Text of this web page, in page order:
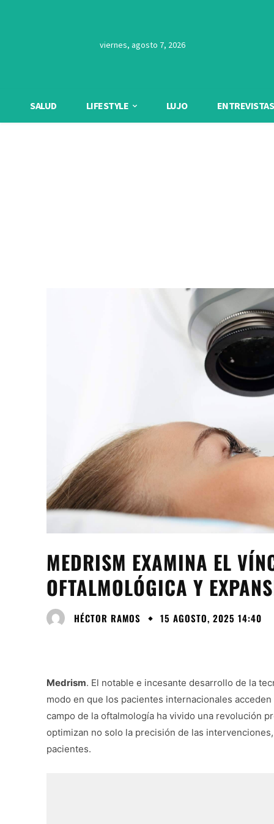
viernes, agosto 7, 2026
SALUD LIFESTYLE LUJO ENTREVISTAS
MEDRISM EXAMINA EL
OFTALMOLÓGICA Y
HÉCTOR RAMOS 15 AGOSTO, 2025 14:40
Medrism. El notable e incesante desarrollo de la
modo en que los pacientes internacionales
campo de la oftalmología ha vivido una revolución
optimizan no solo la precisión de las
pacientes.